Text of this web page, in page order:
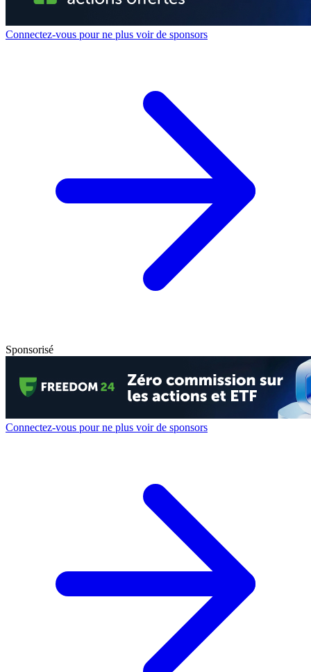
Connectez-vous pour ne plus voir de sponsors
Sponsorisé
Connectez-vous pour ne plus voir de sponsors